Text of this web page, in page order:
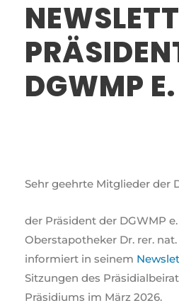
DGWMP
Sehr geehrte Mitglieder der
der Präsident der DGWMP e.
Oberstapotheker Dr. rer.
informiert in seinem
Sitzungen des
Präsidiums im März 2026.